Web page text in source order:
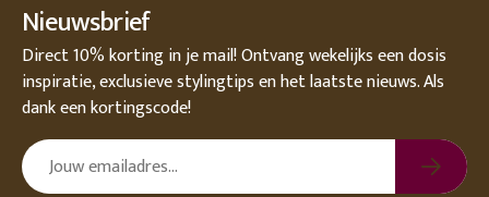
Nieuwsbrief
Direct 10% korting in je mail! Ontvang wekelijks een dosis
inspiratie, exclusieve stylingtips en het laatste nieuws. Als
dank een kortingscode!